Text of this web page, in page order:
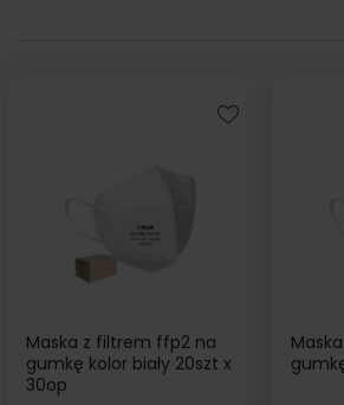
Maska z filtrem ffp2 na
gumkę kolor biały 20szt x
30op